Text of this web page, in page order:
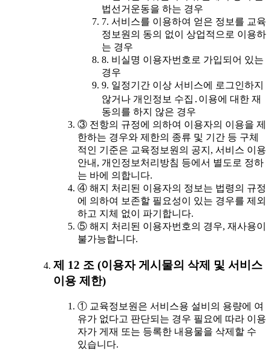
법선거운동을 하는 경우
7. 서비스를 이용하여 얻은 정보를 교육
정보원의 동의 없이 상업적으로 이용하
는 경우
8. 비실명 이용자번호로 가입되어 있는
경우
9. 일정기간 이상 서비스에 로그인하지
않거나 개인정보 수집․이용에 대한 재
동의를 하지 않은 경우
③ 전항의 규정에 의하여 이용자의 이용을 제
한하는 경우와 제한의 종류 및 기간 등 구체
적인 기준은 교육정보원의 공지, 서비스 이용
안내, 개인정보처리방침 등에서 별도로 정하
는 바에 의합니다.
④ 해지 처리된 이용자의 정보는 법령의 규정
에 의하여 보존할 필요성이 있는 경우를 제외
하고 지체 없이 파기합니다.
⑤ 해지 처리된 이용자번호의 경우, 재사용이
불가능합니다.
제 12 조 (이용자 게시물의 삭제 및 서비스
이용 제한)
① 교육정보원은 서비스용 설비의 용량에 여
유가 없다고 판단되는 경우 필요에 따라 이용
자가 게재 또는 등록한 내용물을 삭제할 수
있습니다.